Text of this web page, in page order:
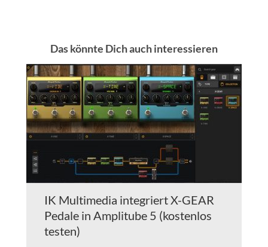
Das könnte Dich auch interessieren
IK Multimedia integriert X-GEAR
Pedale in Amplitube 5 (kostenlos
testen)